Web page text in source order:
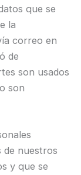
que se
la
correo en
de
son usados
son
de nuestros
y que se